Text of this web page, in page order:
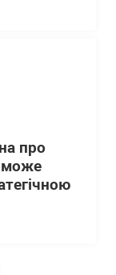
про
може